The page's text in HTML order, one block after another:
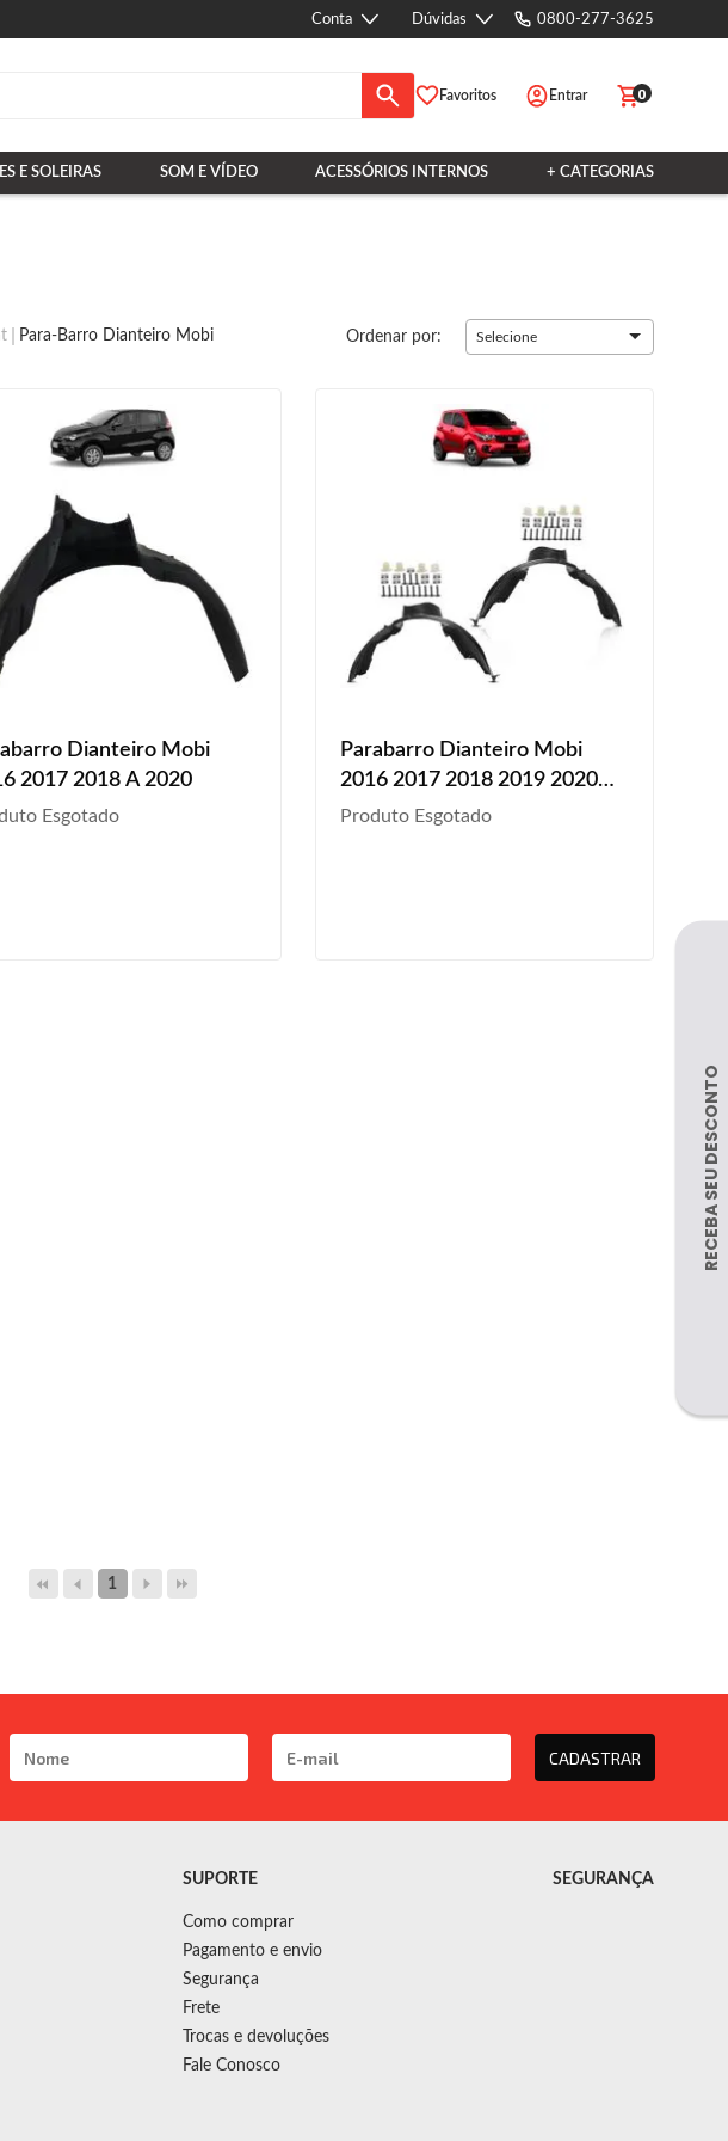
Conta Dúvidas 0800-277-3625
Favoritos Entrar 0
E SOLEIRAS SOM E VÍDEO ACESSÓRIOS INTERNOS + CATEGORIAS
Para-Barro Dianteiro Mobi Ordenar por: Selecione
Dianteiro Mobi
2017 2018 A 2020
Esgotado
Parabarro Dianteiro Mobi
2016 2017 2018 2019 2020
Kit Grampo
Produto Esgotado
1
CADASTRAR
SUPORTE
Como comprar
Pagamento e envio
Segurança
Frete
Trocas e devoluções
Fale Conosco
SEGURANÇA